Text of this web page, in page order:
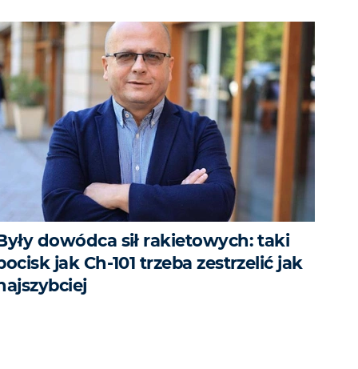
dowódca sił rakietowych: taki
jak Ch-101 trzeba zestrzelić jak